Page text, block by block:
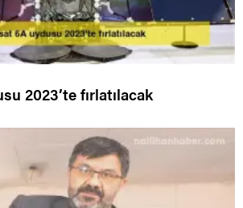
2023’te fırlatılacak